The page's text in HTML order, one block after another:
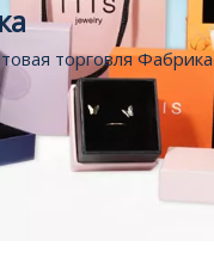
торговля Фабрика